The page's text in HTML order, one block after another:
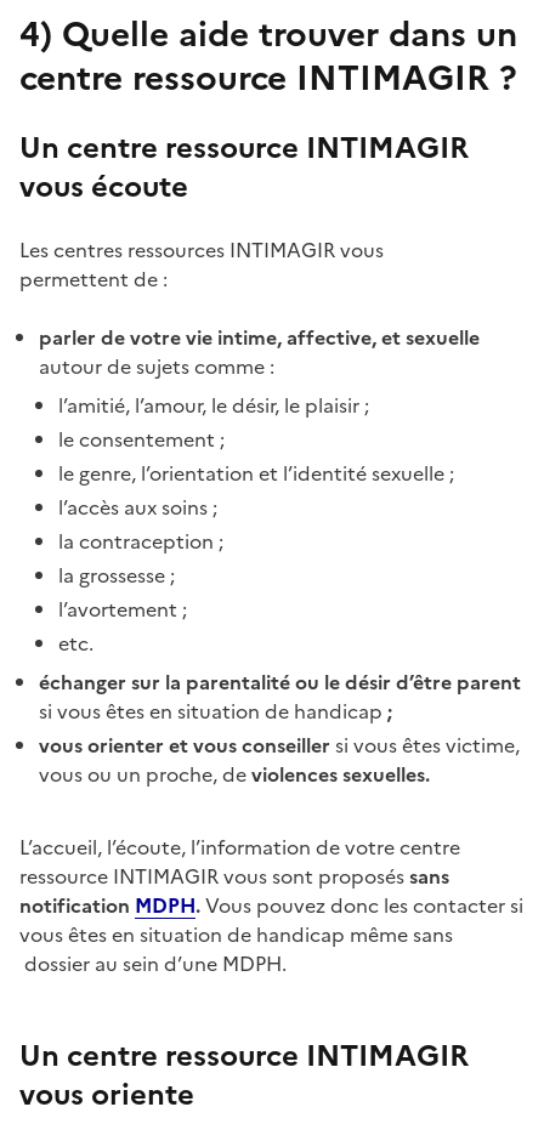
4) Quelle aide trouver dans un
centre ressource INTIMAGIR ?
Un centre ressource INTIMAGIR
vous écoute
Les centres ressources INTIMAGIR vous
permettent de :
parler de votre vie intime, affective, et sexuelle
autour de sujets comme :
l’amitié, l’amour, le désir, le plaisir ;
le consentement ;
le genre, l’orientation et l’identité sexuelle ;
l’accès aux soins ;
la contraception ;
la grossesse ;
l’avortement ;
etc.
échanger sur la parentalité ou le désir d’être parent
si vous êtes en situation de handicap ;
vous orienter et vous conseiller si vous êtes victime,
vous ou un proche, deviolences sexuelles.
L’accueil, l’écoute, l’information de votre centre
ressource INTIMAGIR vous sont proposéssans
notification MDPH.Vous pouvez donc les contacter si
vous êtes en situation de handicap même sans
dossier au sein d’une MDPH.
Un centre ressource INTIMAGIR
vous oriente